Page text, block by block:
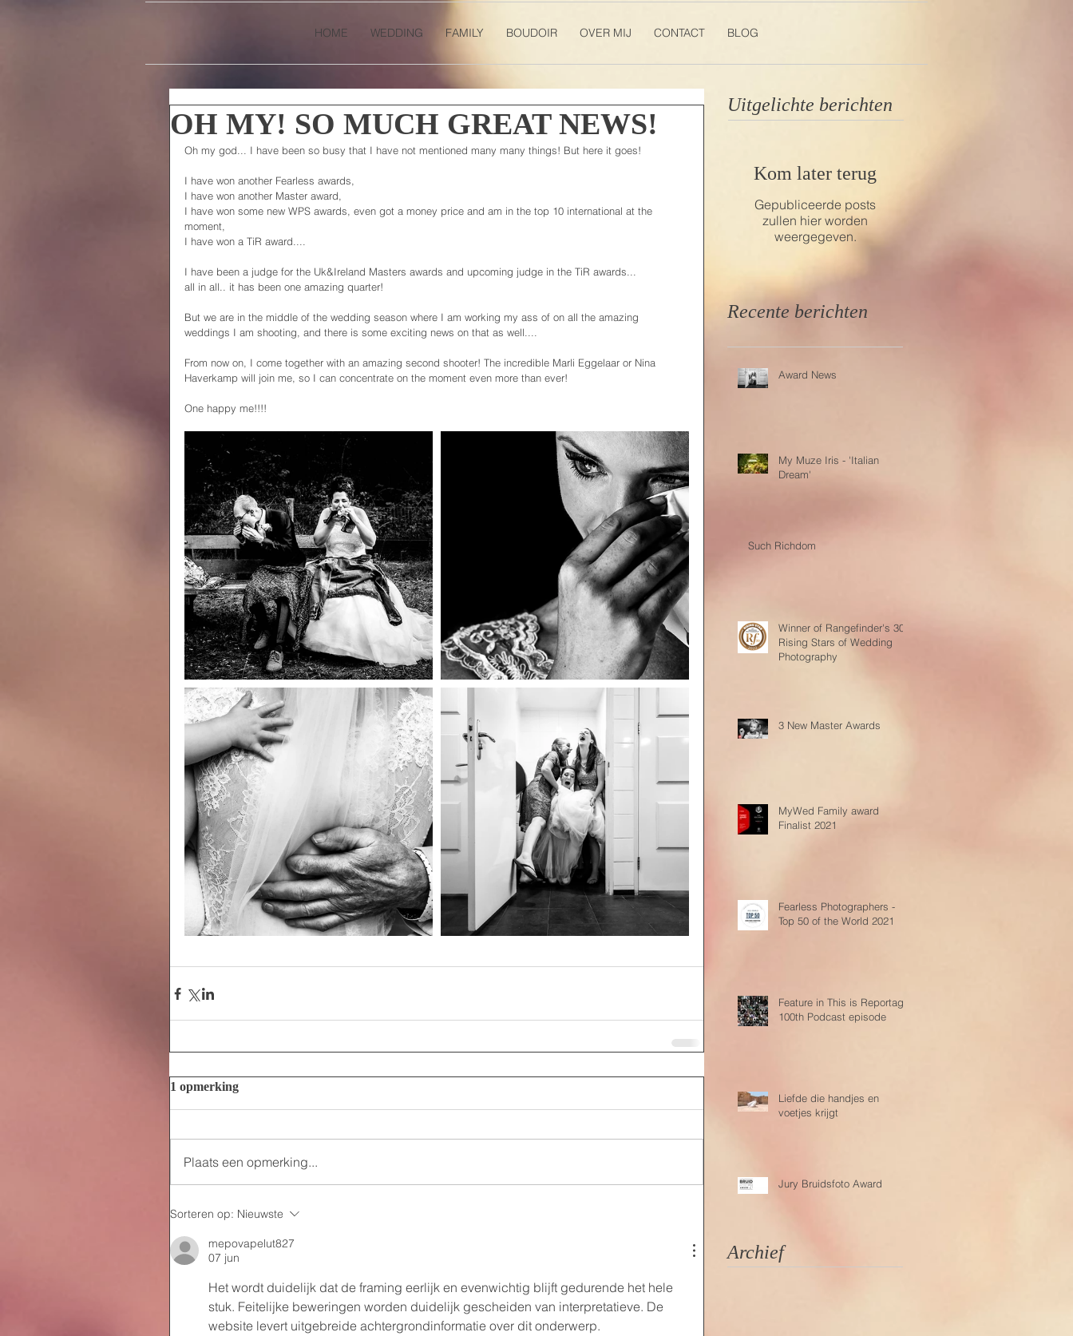
HOME WEDDING FAMILY BOUDOIR OVER MIJ CONTACT BLOG
OH MY! SO MUCH GREAT NEWS!
Oh my god... I have been so busy that I have not mentioned many many things! But here it goes!
I have won another Fearless awards,
I have won another Master award,
I have won some new WPS awards, even got a money price and am in the top 10 international at the
moment,
I have won a TiR award....
I have been a judge for the Uk&Ireland Masters awards and upcoming judge in the TiR awards...
all in all.. it has been one amazing quarter!
But we are in the middle of the wedding season where I am working my ass of on all the amazing
weddings I am shooting, and there is some exciting news on that as well....
From now on, I come together with an amazing second shooter! The incredible Marli Eggelaar or Nina
Haverkamp will join me, so I can concentrate on the moment even more than ever!
One happy me!!!!
1 opmerking
Plaats een opmerking...
Sorteren op: Nieuwste
mepovapelut827
07 jun
Het wordt duidelijk dat de framing eerlijk en evenwichtig blijft gedurende het hele
stuk. Feitelijke beweringen worden duidelijk gescheiden van interpretatieve. De
website levert uitgebreide achtergrondinformatie over dit onderwerp.
Uitgelichte berichten
Kom later terug
Gepubliceerde posts
zullen hier worden
weergegeven.
Recente berichten
Award News
My Muze Iris - 'Italian
Dream'
Such Richdom
Winner of Rangefinder's 30
Rising Stars of Wedding
Photography
3 New Master Awards
MyWed Family award
Finalist 2021
Fearless Photographers -
Top 50 of the World 2021
Feature in This is Reportage
100th Podcast episode
Liefde die handjes en
voetjes krijgt
Jury Bruidsfoto Award
Archief